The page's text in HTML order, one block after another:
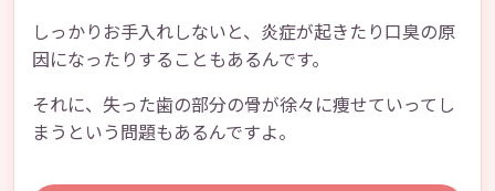
しっかりお手入れしないと、炎症が起きたり口臭の原
因になったりすることもあるんです。
それに、失った歯の部分の骨が徐々に痩せていってし
まうという問題もあるんですよ。